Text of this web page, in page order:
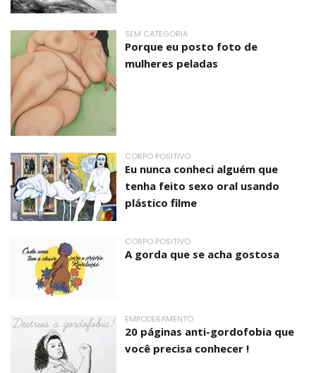
SEM CATEGORIA
Porque eu posto foto de
mulheres peladas
CORPO POSITIVO
Eu nunca conheci alguém que
tenha feito sexo oral usando
plástico filme
CORPO POSITIVO
A gorda que se acha gostosa
EMPODERAMENTO
20 páginas anti-gordofobia que
você precisa conhecer !